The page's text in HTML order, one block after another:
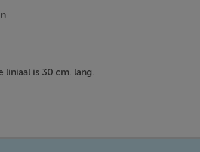
liniaal is 30 cm. lang.